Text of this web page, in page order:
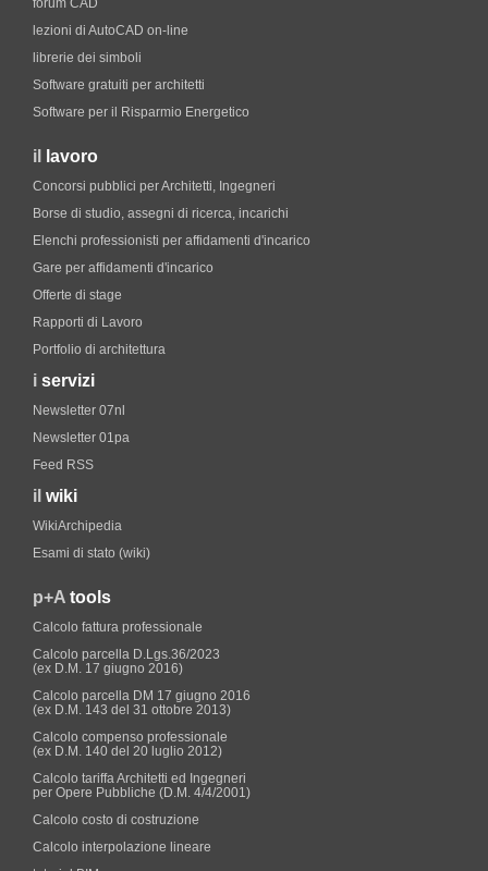
forum CAD
lezioni di AutoCAD on-line
librerie dei simboli
Software gratuiti per architetti
Software per il Risparmio Energetico
il lavoro
Concorsi pubblici per Architetti, Ingegneri
Borse di studio, assegni di ricerca, incarichi
Elenchi professionisti per affidamenti d'incarico
Gare per affidamenti d'incarico
Offerte di stage
Rapporti di Lavoro
Portfolio di architettura
i servizi
Newsletter 07nl
Newsletter 01pa
Feed RSS
il wiki
WikiArchipedia
Esami di stato (wiki)
p+A tools
Calcolo fattura professionale
Calcolo parcella D.Lgs.36/2023
(ex D.M. 17 giugno 2016)
Calcolo parcella DM 17 giugno 2016
(ex D.M. 143 del 31 ottobre 2013)
Calcolo compenso professionale
(ex D.M. 140 del 20 luglio 2012)
Calcolo tariffa Architetti ed Ingegneri
per Opere Pubbliche (D.M. 4/4/2001)
Calcolo costo di costruzione
Calcolo interpolazione lineare